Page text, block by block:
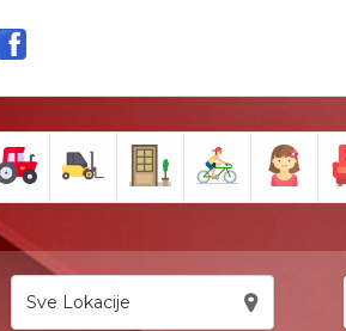
Sve Lokacije